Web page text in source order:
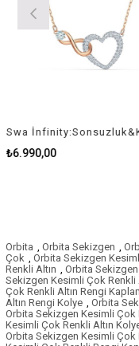
Swa
Orbita , Orbita Sekizgen ,
Çok , Orbita Sekizgen
Renkli Altın , Orbita
Sekizgen Kesimli Çok Renkli
Çok Renkli Altın Rengi
Altın Rengi Kolye , Orbita
Orbita Sekizgen Kesimli Çok
Kesimli Çok Renkli Altın
Orbita Sekizgen Kesimli Çok